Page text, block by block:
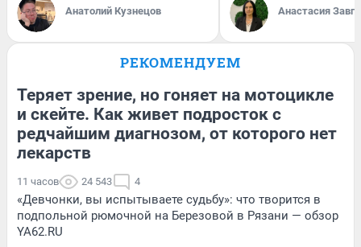
Анатолий Кузнецов Анастасия
РЕКОМЕНДУЕМ
Теряет зрение, но гоняет на мотоцикле
и скейте. Как живет подросток с
редчайшим диагнозом, от которого нет
лекарств
11 часов 24 543 4
«Девчонки, вы испытываете судьбу»: что творится в
подпольной рюмочной на Березовой в Рязани — обзор
YA62.RU